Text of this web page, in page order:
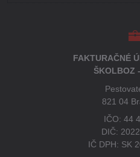
FAKTURAČNÉ
ŠKOLBOZ
821 04
IČO: 44
DIČ:
IČ DPH: SK